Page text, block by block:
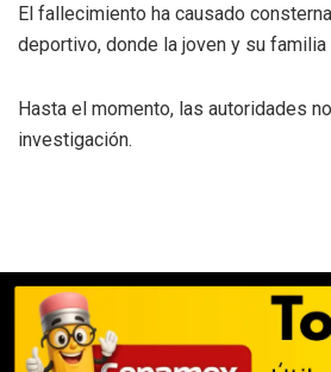
El fallecimiento ha causado
deportivo, donde la joven y su familia
Hasta el momento, las autoridades
investigación.